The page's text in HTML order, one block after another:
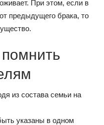
При этом, если в
предыдущего брака, то
из состава семьи на
указаны в одном